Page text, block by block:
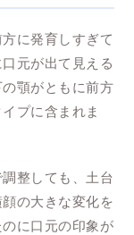
に発育しすぎて
元が出て見える
顎がともに前方
プに含まれま
整しても、土台
の大きな変化を
に口元の印象が